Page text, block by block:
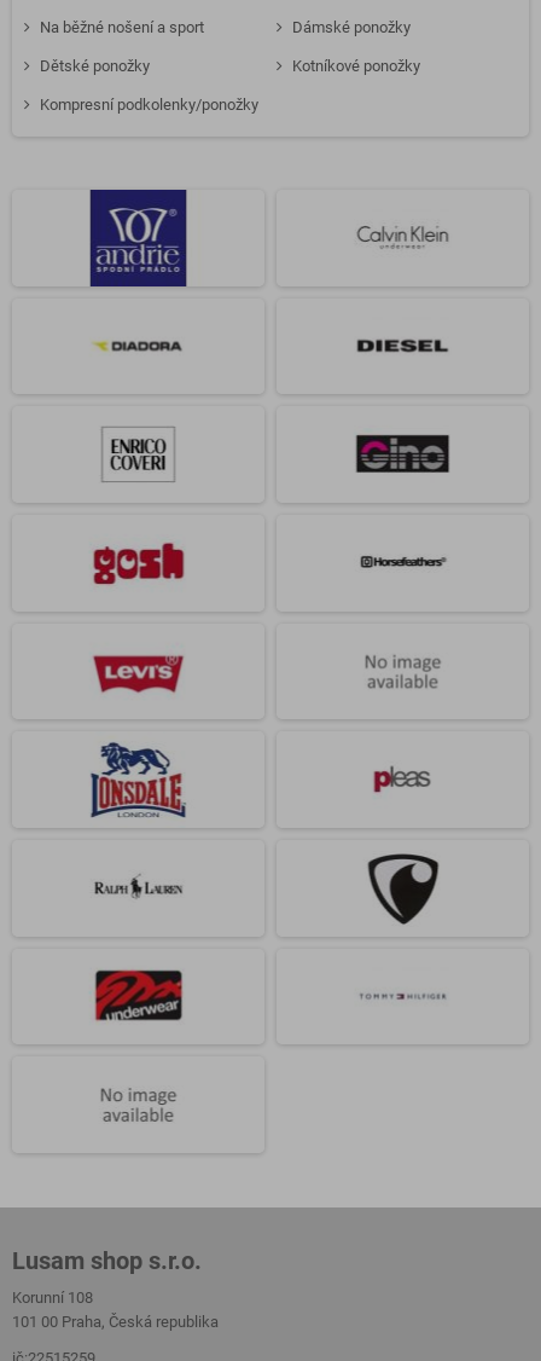
Na běžné nošení a sport Dámské ponožky
Dětské ponožky Kotníkové ponožky
Kompresní podkolenky/ponožky
Lusam shop s.r.o.
Korunní 108
101 00 Praha, Česká republika